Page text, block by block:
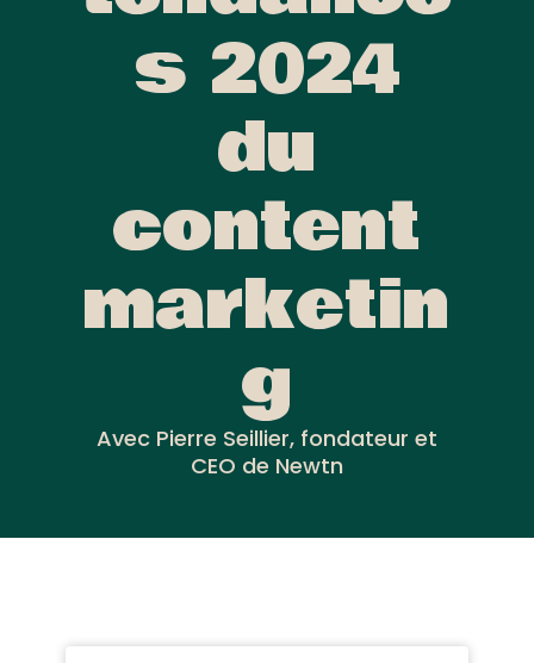
s 2024
du
content
marketin
g
Avec Pierre Seillier, fondateur et
CEO de Newtn